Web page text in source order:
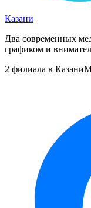
Казани
Два современных
графиком и
2 филиала в Казани